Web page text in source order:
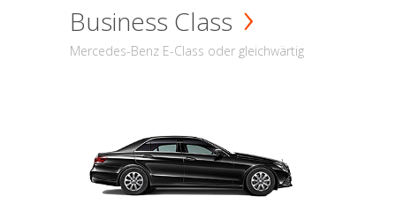
Business Class
Mercedes-Benz E-Class oder gleichwärtig